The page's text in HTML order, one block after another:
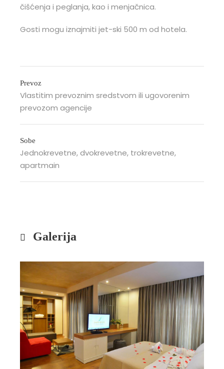
čišćenja i peglanja, kao i menjačnica.
Gosti mogu iznajmiti jet-ski 500 m od hotela.
Prevoz
Vlastitim prevoznim sredstvom ili ugovorenim
prevozom agencije
Sobe
Jednokrevetne, dvokrevetne, trokrevetne,
apartmain
Galerija